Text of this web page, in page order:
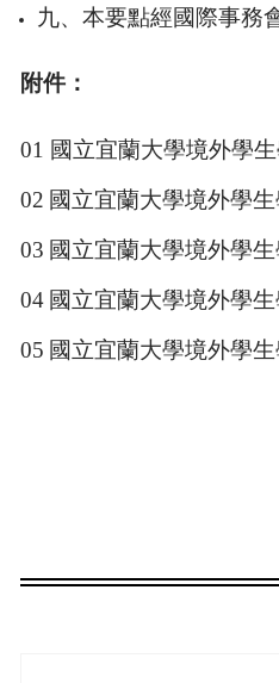
九、本要點經國際事務
附件：
01 國立宜蘭大學境外學
02 國立宜蘭大學境外學
03 國立宜蘭大學境外學
04 國立宜蘭大學境外學
05 國立宜蘭大學境外學